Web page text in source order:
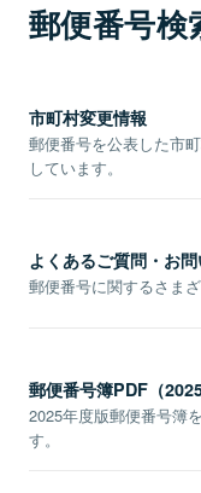
郵便番号検
市町村変更情報
郵便番号を公表した市
しています。
よくあるご質問・お
郵便番号に関するさま
郵便番号簿PDF（
2025年度版郵便番号簿
す。